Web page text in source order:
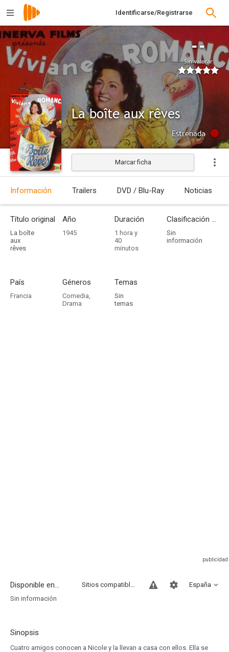
Identificarse/Registrarse
--
Sin valorar
La boîte aux rêves
Estrenada
Marcar ficha
Información Trailers DVD / Blu-Ray Noticias
Título original
La boîte
aux
rêves
Año
1945
Duración
1 hora y
40
minutos
Clasificación por edades
Sin
información
País
Francia
Géneros
Comedia,
Drama
Temas
Sin
temas
Disponible en... España
Sitios compatibles
Sin información
Sinopsis
Cuatro amigos conocen a Nicole y la llevan a casa con ellos. Ella se